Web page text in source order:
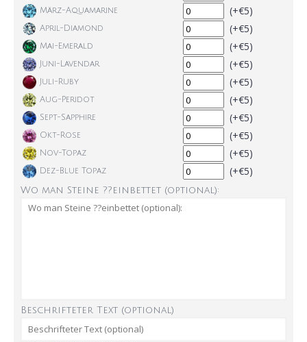
März-Aquamarine (+€5)
April-Diamond (+€5)
Mai-Emerald (+€5)
Juni-Lavendar (+€5)
Juli-Ruby (+€5)
Aug-Peridot (+€5)
Sept-Sapphire (+€5)
Okt-Rose (+€5)
Nov-Topaz (+€5)
Dez-Blue Topaz (+€5)
Wo man Steine ??einbettet (optional):
Beschrifteter Text (optional)